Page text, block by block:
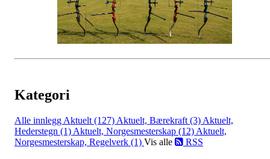
Kategori
Alle innlegg Aktuelt (127) Aktuelt, Bærekraft (3) Aktuelt,
Hederstegn (1) Aktuelt, Norgesmesterskap (12) Aktuelt,
Norgesmesterskap, Regelverk (1) Vis alle RSS